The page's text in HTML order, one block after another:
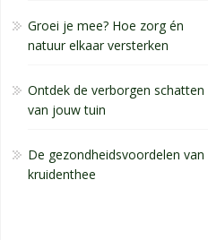
Groei je mee? Hoe zorg én
natuur elkaar versterken
Ontdek de verborgen schatten
van jouw tuin
De gezondheidsvoordelen van
kruidenthee